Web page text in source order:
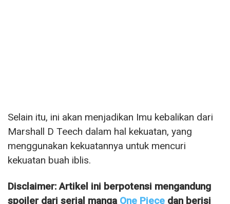
Selain itu, ini akan menjadikan Imu kebalikan dari
Marshall D Teech dalam hal kekuatan, yang
menggunakan kekuatannya untuk mencuri
kekuatan buah iblis.
Disclaimer: Artikel ini berpotensi mengandung
spoiler dari serial manga One Piece dan berisi